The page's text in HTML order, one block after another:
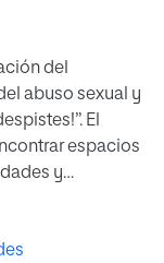
del
abuso sexual y
El
espacios
y
sexuales a
objetiva en el